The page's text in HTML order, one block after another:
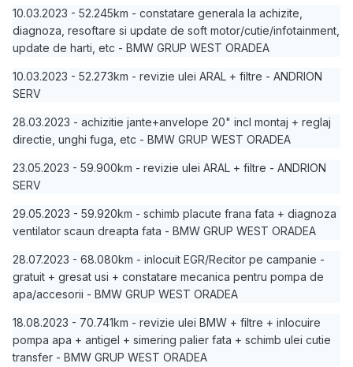
10.03.2023 - 52.245km - constatare generala la achizite,
diagnoza, resoftare si update de soft motor/cutie/infotainment,
update de harti, etc - BMW GRUP WEST ORADEA
10.03.2023 - 52.273km - revizie ulei ARAL + filtre - ANDRION
SERV
28.03.2023 - achizitie jante+anvelope 20" incl montaj + reglaj
directie, unghi fuga, etc - BMW GRUP WEST ORADEA
23.05.2023 - 59.900km - revizie ulei ARAL + filtre - ANDRION
SERV
29.05.2023 - 59.920km - schimb placute frana fata + diagnoza
ventilator scaun dreapta fata - BMW GRUP WEST ORADEA
28.07.2023 - 68.080km - inlocuit EGR/Recitor pe campanie -
gratuit + gresat usi + constatare mecanica pentru pompa de
apa/accesorii - BMW GRUP WEST ORADEA
18.08.2023 - 70.741km - revizie ulei BMW + filtre + inlocuire
pompa apa + antigel + simering palier fata + schimb ulei cutie
transfer - BMW GRUP WEST ORADEA